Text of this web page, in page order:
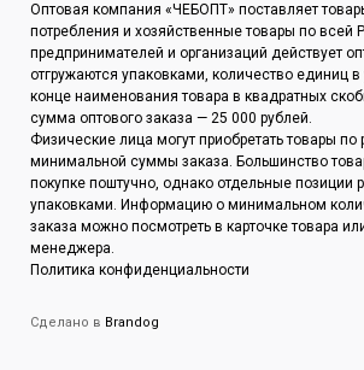
Оптовая компания «ЧЕБОПТ» поставляет
потребления и хозяйственные товары по всей
предпринимателей и организаций действует
отгружаются упаковками, количество единиц в
конце наименования товара в квадратных
сумма оптового заказа — 25 000 рублей.
Физические лица могут приобретать товары по
минимальной суммы заказа. Большинство
покупке поштучно, однако отдельные позиции
упаковками. Информацию о минимальном
заказа можно посмотреть в карточке товара
менеджера.
Политика конфиденциальности
Сделано в Brandog